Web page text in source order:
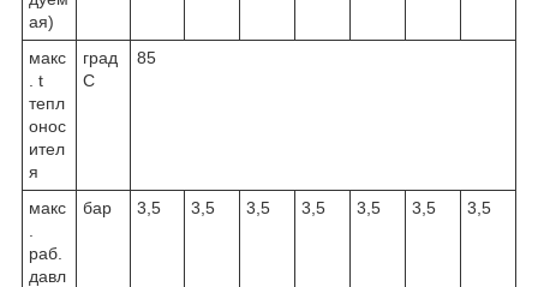
ая)
макс
. t
тепл
онос
ител
я
град
С
85
макс
раб.
давл
бар 3,5 3,5 3,5 3,5 3,5 3,5 3,5